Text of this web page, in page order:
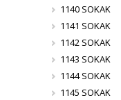
1140 SOKAK
1141 SOKAK
1142 SOKAK
1143 SOKAK
1144 SOKAK
1145 SOKAK